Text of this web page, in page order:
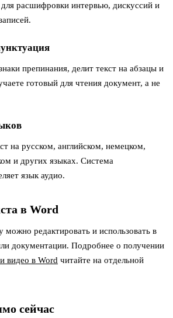
расшифровки интервью, дискуссий и
препинания, делит текст на абзацы и
готовый для чтения документ, а не
на русском, английском, немецком,
и других языках. Система
язык аудио.
в Word
редактировать и использовать в
документации. Подробнее о получении
видео в Word читайте на отдельной
сейчас